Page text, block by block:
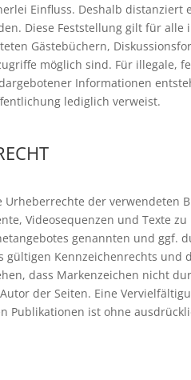
Einfluss. Deshalb
Diese Feststellung gilt für
Gästebüchern,
möglich sind. Für
Informationen
lediglich verweist.
der verwendeten
Videosequenzen und Texte
genannten und ggf.
Kennzeichenrechts
dass Markenzeichen nicht
der Seiten. Eine
Publikationen ist ohne